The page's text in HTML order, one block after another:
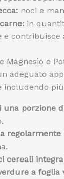
noci e
in
e contribuisce
Magnesio e
adeguato
includendo
una porzione
regolarmente
cereali
a foglia